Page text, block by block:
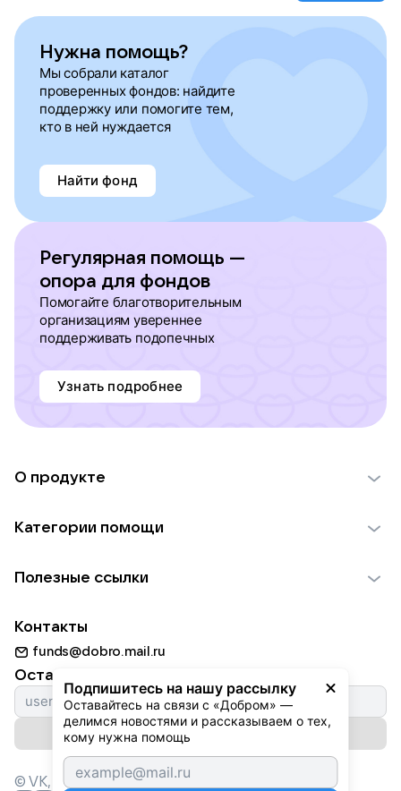
Нужна помощь?
Мы собрали каталог
проверенных фондов: найдите
поддержку или помогите тем,
кто в ней нуждается
Найти фонд
Регулярная помощь —
опора для фондов
Помогайте благотворительным
организациям увереннее
поддерживать подопечных
Узнать подробнее
Подпишитесь на нашу рассылку
Оставайтесь на связи с «Добром» —
делимся новостями и рассказываем о тех,
кому нужна помощь
О продукте
Использование материалов
Для НКО
Партнерам
Категории помощи
Пожилым
Животным
Природе
Культуре
Фондам
Полезные ссылки
Добрый день
Истории
Автоплатежи
Контакты
funds@dobro.mail.ru
Оставайтесь с нами
Подписаться на рассылку
© VK, 2026г. Все права защищены.